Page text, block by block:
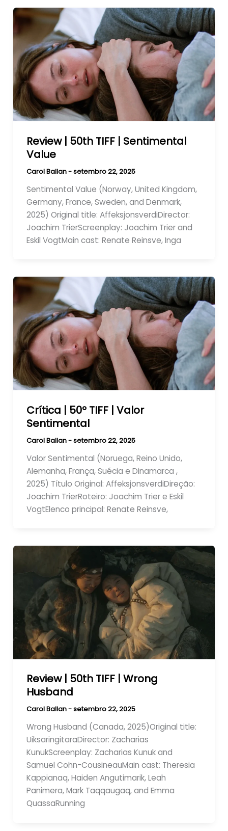
Review | 50th TIFF | Sentimental
Value
Carol Ballan-setembro 22, 2025
Sentimental Value (Norway, United Kingdom,
Germany, France, Sweden, and Denmark,
2025) Original title: AffeksjonsverdiDirector:
Joachim TrierScreenplay: Joachim Trier and
Eskil VogtMain cast: Renate Reinsve, Inga
Crítica | 50º TIFF | Valor
Sentimental
Carol Ballan-setembro 22, 2025
Valor Sentimental (Noruega, Reino Unido,
Alemanha, França, Suécia e Dinamarca ,
2025) Título Original: AffeksjonsverdiDireção:
Joachim TrierRoteiro: Joachim Trier e Eskil
VogtElenco principal: Renate Reinsve,
Review | 50th TIFF | Wrong
Husband
Carol Ballan-setembro 22, 2025
Wrong Husband (Canada, 2025)Original title:
UiksaringitaraDirector: Zacharias
KunukScreenplay: Zacharias Kunuk and
Samuel Cohn-CousineauMain cast: Theresia
Kappianaq, Haiden Angutimarik, Leah
Panimera, Mark Taqqaugaq, and Emma
QuassaRunning